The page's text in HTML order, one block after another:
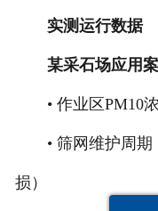
实测运行数据
某采石场应用案
• 作业区PM10浓
• 筛网维护周期
损）